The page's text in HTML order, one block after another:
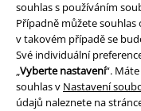
souhlas s používáním
Případně můžete
v takovém případě se
Své individuální
„Vyberte nastavení“.
souhlas v Nastavení
údajů naleznete na